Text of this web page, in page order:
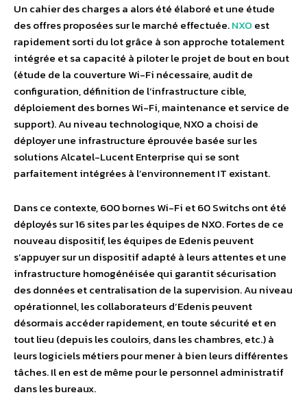
Un cahier des charges a alors été élaboré et une étude
des offres proposées sur le marché effectuée.NXO est
rapidement sorti du lot grâce à son approche totalement
intégrée et sa capacité à piloter le projet de bout en bout
(étude de la couverture Wi-Fi nécessaire, audit de
configuration, définition de l’infrastructure cible,
déploiement des bornes Wi-Fi, maintenance et service de
support). Au niveau technologique, NXO a choisi de
déployer une infrastructure éprouvée basée sur les
solutions Alcatel-Lucent Enterprise qui se sont
parfaitement intégrées à l’environnement IT existant.
Dans ce contexte, 600 bornes Wi-Fi et 60 Switchs ont été
déployés sur 16 sites par les équipes de NXO. Fortes de ce
nouveau dispositif, les équipes de Edenis peuvent
s’appuyer sur un dispositif adapté à leurs attentes et une
infrastructure homogénéisée qui garantit sécurisation
des données et centralisation de la supervision. Au niveau
opérationnel, les collaborateurs d’Edenis peuvent
désormais accéder rapidement, en toute sécurité et en
tout lieu (depuis les couloirs, dans les chambres, etc.) à
leurs logiciels métiers pour mener à bien leurs différentes
tâches. Il en est de même pour le personnel administratif
dans les bureaux.